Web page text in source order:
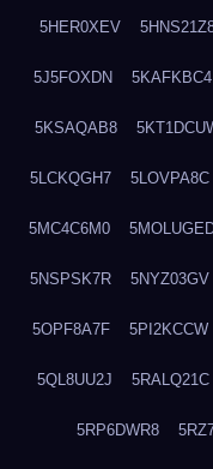
5HER0XEV
5J5FOXDN 5KAFKBC4
5KSAQAB8
5LCKQGH7 5LOVPA8C
5MC4C6M0
5NSPSK7R 5NYZ03GV
5OPF8A7F 5PI2KCCW
5QL8UU2J 5RALQ21C
5RP6DWR8